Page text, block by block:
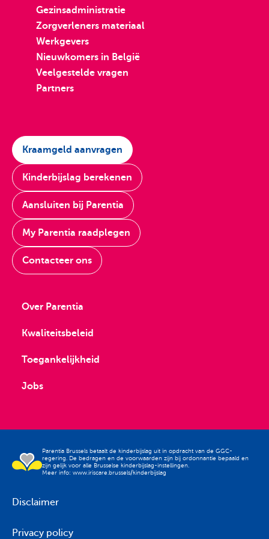
Gezinsadministratie
Zorgverleners materiaal
Werkgevers
Nieuwkomers in België
Veelgestelde vragen
Partners
Kraamgeld aanvragen
Kinderbijslag berekenen
Aansluiten bij Parentia
My Parentia raadplegen
Contacteer ons
Over Parentia
Kwaliteitsbeleid
Toegankelijkheid
Jobs
Parentia Brussels betaalt de kinderbijslag uit in opdracht van de GGC-
regering. De bedragen en de voorwaarden zijn bij ordonnantie bepaald en
zijn gelijk voor alle Brusselse kinderbijslag-instellingen.
Meer info: www.iriscare.brussels/kinderbijslag
Disclaimer
Privacy policy